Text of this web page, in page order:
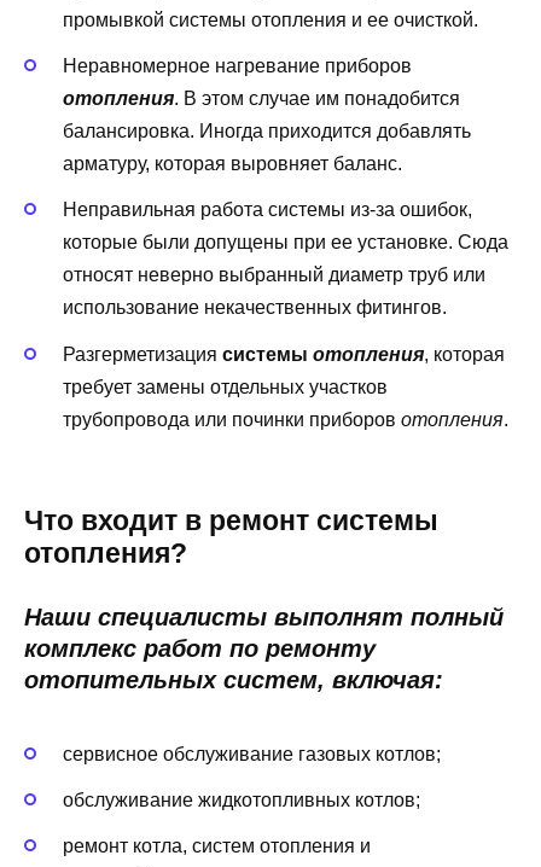
промывкой системы отопления и ее очисткой.
Неравномерное нагревание приборов
отопления. В этом случае им понадобится
балансировка. Иногда приходится добавлять
арматуру, которая выровняет баланс.
Неправильная работа системы из-за ошибок,
которые были допущены при ее установке. Сюда
относят неверно выбранный диаметр труб или
использование некачественных фитингов.
Разгерметизация системы отопления, которая
требует замены отдельных участков
трубопровода или починки приборов отопления.
Что входит в ремонт системы
отопления?
Наши специалисты выполнят полный
комплекс работ по ремонту
отопительных систем, включая:
сервисное обслуживание газовых котлов;
обслуживание жидкотопливных котлов;
ремонт котла, систем отопления и